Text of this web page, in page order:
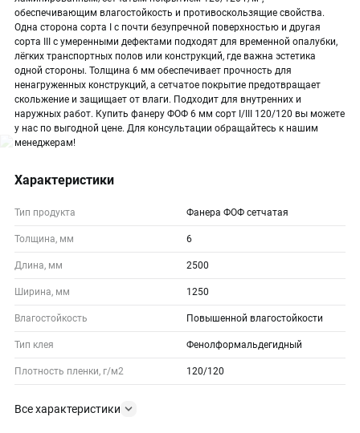
обеспечивающим влагостойкость и противоскользящие свойства.
Одна сторона сорта I с почти безупречной поверхностью и другая
сорта III с умеренными дефектами подходят для временной опалубки,
лёгких транспортных полов или конструкций, где важна эстетика
одной стороны. Толщина 6 мм обеспечивает прочность для
ненагруженных конструкций, а сетчатое покрытие предотвращает
скольжение и защищает от влаги. Подходит для внутренних и
наружных работ. Купить фанеру ФОФ 6 мм сорт I/III 120/120 вы можете
у нас по выгодной цене. Для консультации обращайтесь к нашим
менеджерам!
Характеристики
Тип продукта Фанера ФОФ сетчатая
Толщина, мм 6
Длина, мм 2500
Ширина, мм 1250
Влагостойкость Повышенной влагостойкости
Тип клея Фенолформальдегидный
Плотность пленки, г/м2 120/120
Все характеристики